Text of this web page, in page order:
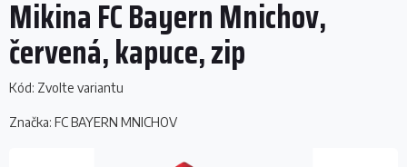
Mikina FC Bayern Mnichov,
červená, kapuce, zip
Kód: Zvolte variantu
Značka: FC BAYERN MNICHOV